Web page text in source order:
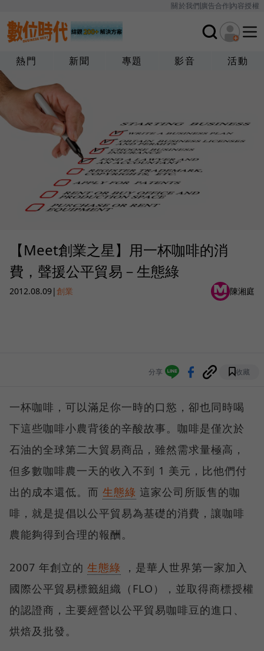
關於我們廣告合作內容授權
熱門 新聞 專題 影音 活動
【Meet創業之星】用一杯咖啡的消
費，聲援公平貿易－生態綠
2012.08.09|創業 陳湘庭
分享 收藏
一杯咖啡，可以滿足你一時的口慾，卻也同時喝
下這些咖啡小農背後的辛酸故事。咖啡是僅次於
石油的全球第二大貿易商品，雖然需求量極高，
但多數咖啡農一天的收入不到 1 美元，比他們付
出的成本還低。而 生態綠 這家公司所販售的咖
啡，就是提倡以公平貿易為基礎的消費，讓咖啡
農能夠得到合理的報酬。
2007 年創立的 生態綠 ，是華人世界第一家加入
國際公平貿易標籤組織（FLO），並取得商標授權
的認證商，主要經營以公平貿易咖啡豆的進口、
烘焙及批發。